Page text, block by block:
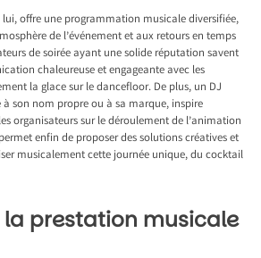
lui, offre une programmation musicale diversifiée,
de l’événement et aux retours en temps
de soirée ayant une solide réputation savent
chaleureuse et engageante avec les
la glace sur le dancefloor. De plus, un DJ
son nom propre ou à sa marque, inspire
organisateurs sur le déroulement de l’animation
enfin de proposer des solutions créatives et
musicalement cette journée unique, du cocktail
la prestation musicale